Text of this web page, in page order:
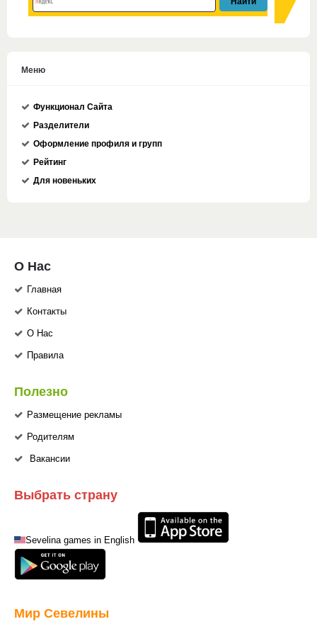
Меню
Функционал Сайта
Разделители
Оформление профиля и групп
Рейтинг
Для новеньких
О Нас
Главная
Контакты
О Нас
Правила
Полезно
Размещение рекламы
Родителям
Вакансии
Выбрать страну
Sevelina games in English
Мир Севелины